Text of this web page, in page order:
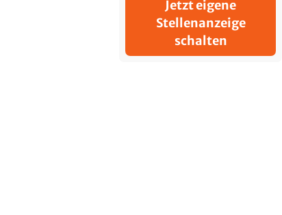
Jetzt eigene
Stellenanzeige
schalten